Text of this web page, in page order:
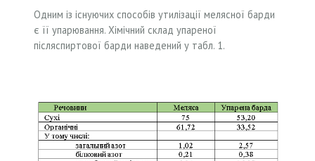
Одним із існуючих способів утилізації мелясної барди
є її упарювання. Хімічний склад упареної
післяспиртової барди наведений у табл. 1.